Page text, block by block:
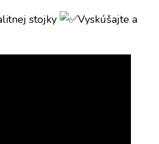
stojky
Vyskúšajte a